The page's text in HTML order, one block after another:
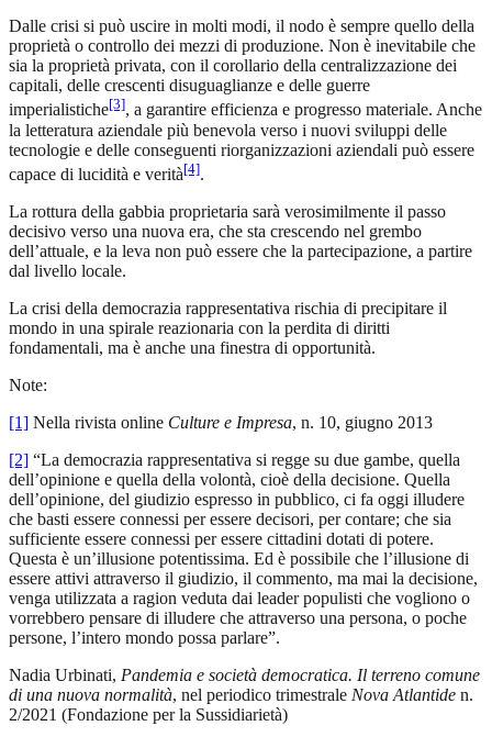
Dalle crisi si può uscire in molti modi, il nodo è sempre quello della
proprietà o controllo dei mezzi di produzione. Non è inevitabile che
sia la proprietà privata, con il corollario della centralizzazione dei
capitali, delle crescenti disuguaglianze e delle guerre
imperialistiche[3], a garantire efficienza e progresso materiale. Anche
la letteratura aziendale più benevola verso i nuovi sviluppi delle
tecnologie e delle conseguenti riorganizzazioni aziendali può essere
capace di lucidità e verità[4].
La rottura della gabbia proprietaria sarà verosimilmente il passo
decisivo verso una nuova era, che sta crescendo nel grembo
dell’attuale, e la leva non può essere che la partecipazione, a partire
dal livello locale.
La crisi della democrazia rappresentativa rischia di precipitare il
mondo in una spirale reazionaria con la perdita di diritti
fondamentali, ma è anche una finestra di opportunità.
Note:
[1] Nella rivista online Culture e Impresa, n. 10, giugno 2013
[2] “La democrazia rappresentativa si regge su due gambe, quella
dell’opinione e quella della volontà, cioè della decisione. Quella
dell’opinione, del giudizio espresso in pubblico, ci fa oggi illudere
che basti essere connessi per essere decisori, per contare; che sia
sufficiente essere connessi per essere cittadini dotati di potere.
Questa è un’illusione potentissima. Ed è possibile che l’illusione di
essere attivi attraverso il giudizio, il commento, ma mai la decisione,
venga utilizzata a ragion veduta dai leader populisti che vogliono o
vorrebbero pensare di illudere che attraverso una persona, o poche
persone, l’intero mondo possa parlare”.
Nadia Urbinati, Pandemia e società democratica. Il terreno comune
di una nuova normalità, nel periodico trimestrale Nova Atlantide n.
2/2021 (Fondazione per la Sussidiarietà)